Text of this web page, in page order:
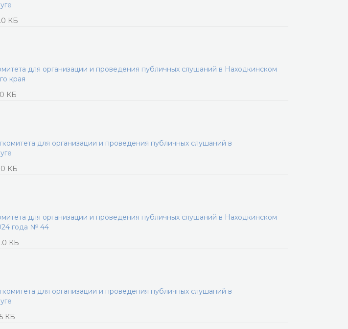
КБ
для организации и проведения публичных слушаний в Находкинском
края
КБ
для организации и проведения публичных слушаний в
КБ
для организации и проведения публичных слушаний в Находкинском
года № 44
КБ
для организации и проведения публичных слушаний в
КБ